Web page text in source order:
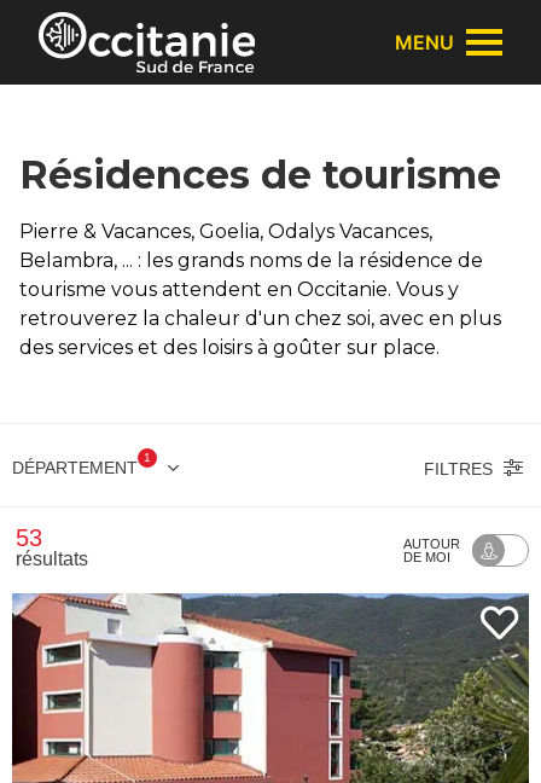
Panneau de gestion des cookies
MENU
Résidences de tourisme
Pierre & Vacances, Goelia, Odalys Vacances,
Belambra, ... : les grands noms de la résidence de
tourisme vous attendent en Occitanie. Vous y
retrouverez la chaleur d'un chez soi, avec en plus
des services et des loisirs à goûter sur place.
DÉPARTEMENT
1
FILTRES
53
résultats
AUTOUR
DE MOI